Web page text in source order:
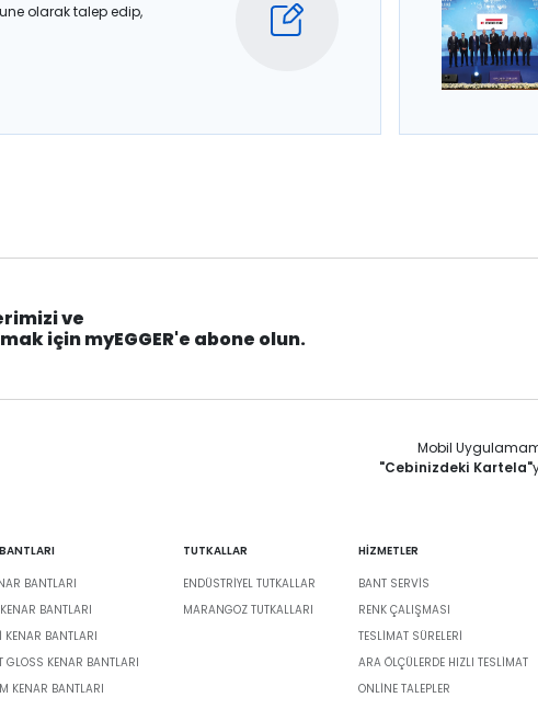
olarak talep edip,
ve
için myEGGER'e abone olun.
Mobil
"Cebinizdeki Kartela"
BANTLARI
BANTLARI
KENAR BANTLARI
GLOSS KENAR BANTLARI
KENAR BANTLARI
TUTKALLAR
ENDÜSTRIYEL TUTKALLAR
MARANGOZ TUTKALLARI
HİZMETLER
BANT SERVIS
RENK ÇALIŞMASI
TESLIMAT SÜRELERI
ARA ÖLÇÜLERDE HIZLI TESLIMAT
ONLINE TALEPLER